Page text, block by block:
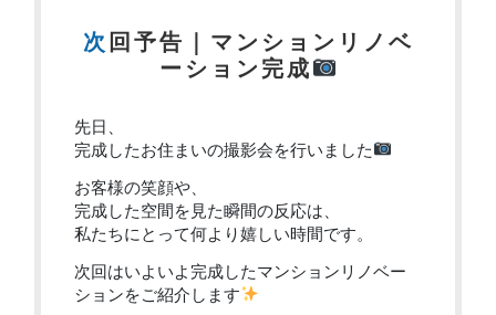
次回予告｜マンションリノベ
ーション完成
先日、
完成したお住まいの撮影会を行いました
お客様の笑顔や、
完成した空間を見た瞬間の反応は、
私たちにとって何より嬉しい時間です。
次回はいよいよ完成したマンションリノベー
ションをご紹介します